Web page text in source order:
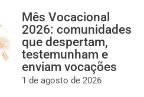
Mês Vocacional
2026: comunidades
que despertam,
testemunham e
enviam vocações
1 de agosto de 2026